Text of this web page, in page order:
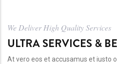
We Deliver High Quality Services
ULTRA SERVICES &
At vero eos et accusamus et iusto